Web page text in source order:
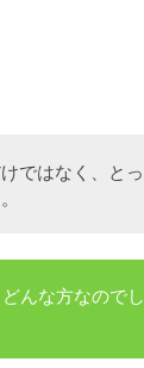
ではなく、と
んな方なので